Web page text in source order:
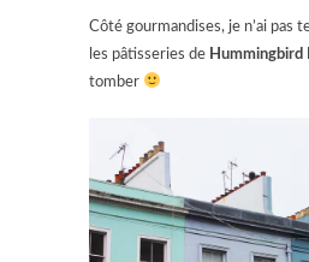
Côté gourmandises, je n’ai pas
les pâtisseries de Hummingbird
tomber